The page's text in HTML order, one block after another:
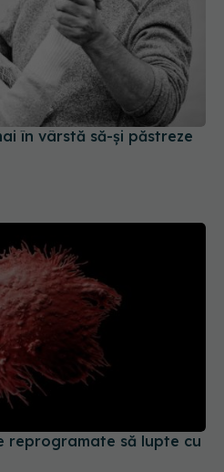
în vârstă să-și păstreze
reprogramate să lupte cu